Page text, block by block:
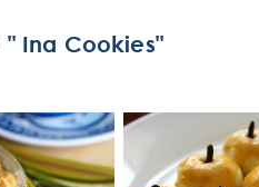
" Ina Cookies"